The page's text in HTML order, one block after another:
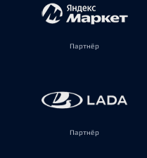
Партнёр
Партнёр